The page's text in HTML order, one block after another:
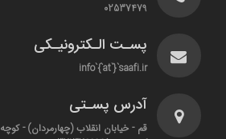
02537479
پسـت الـکترونیـکی
info`{`at`}`saafi.ir
آدرس پسـتی